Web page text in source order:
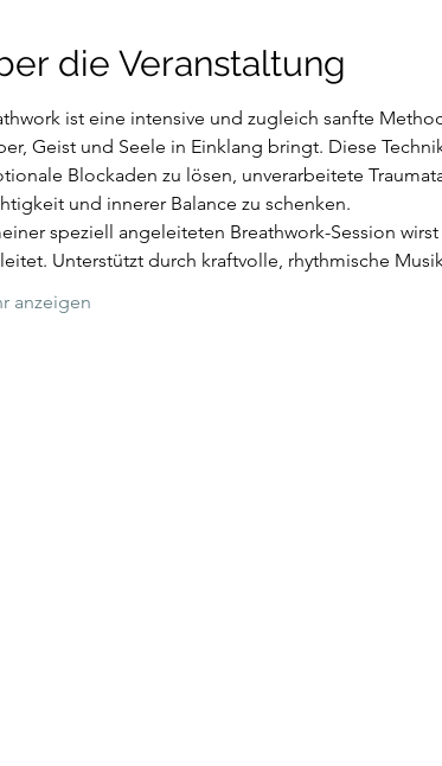
die Veranstaltung
ist eine intensive und zugleich sanfte
Geist und Seele in Einklang bringt. Diese
Blockaden zu lösen, unverarbeitete
und innerer Balance zu schenken.
speziell angeleiteten Breathwork-Session
Unterstützt durch kraftvolle, rhythmische
anzeigen